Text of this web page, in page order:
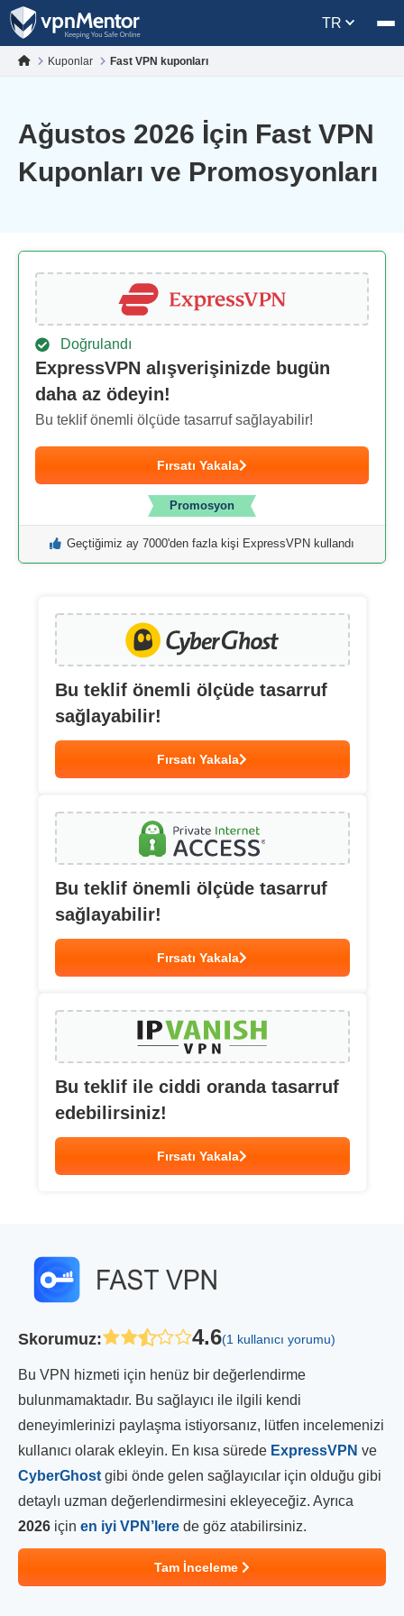
TR
Kuponlar Fast VPN kuponları
Ağustos 2026 İçin Fast VPN
Kuponları ve Promosyonları
Doğrulandı
ExpressVPN alışverişinizde bugün
daha az ödeyin!
Bu teklif önemli ölçüde tasarruf sağlayabilir!
Fırsatı Yakala
Promosyon
Geçtiğimiz ay 7000'den fazla kişi ExpressVPN kullandı
Bu teklif önemli ölçüde tasarruf
sağlayabilir!
Fırsatı Yakala
Bu teklif önemli ölçüde tasarruf
sağlayabilir!
Fırsatı Yakala
Bu teklif ile ciddi oranda tasarruf
edebilirsiniz!
Fırsatı Yakala
Skorumuz: 4.6(1 kullanıcı yorumu)
Bu VPN hizmeti için henüz bir değerlendirme
bulunmamaktadır. Bu sağlayıcı ile ilgili kendi
deneyimlerinizi paylaşma istiyorsanız, lütfen incelemenizi
kullanıcı olarak ekleyin. En kısa sürede ExpressVPN ve
CyberGhost gibi önde gelen sağlayıcılar için olduğu gibi
detaylı uzman değerlendirmesini ekleyeceğiz. Ayrıca
2026 için en iyi VPN’lere de göz atabilirsiniz.
Tam İnceleme